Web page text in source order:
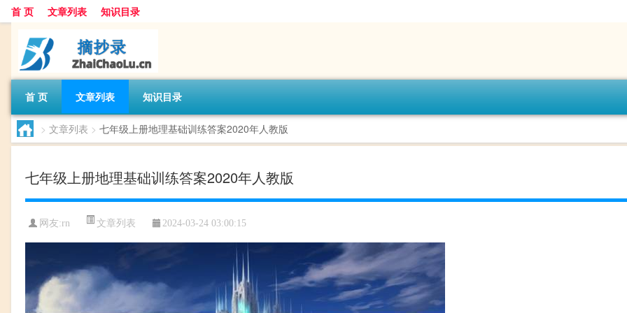
首 页 文章列表 知识目录
首 页 文章列表 知识目录
> 文章列表 > 七年级上册地理基础训练答案2020年人教版
七年级上册地理基础训练答案2020年人教版
网友:rn 文章列表 2024-03-24 03:00:15